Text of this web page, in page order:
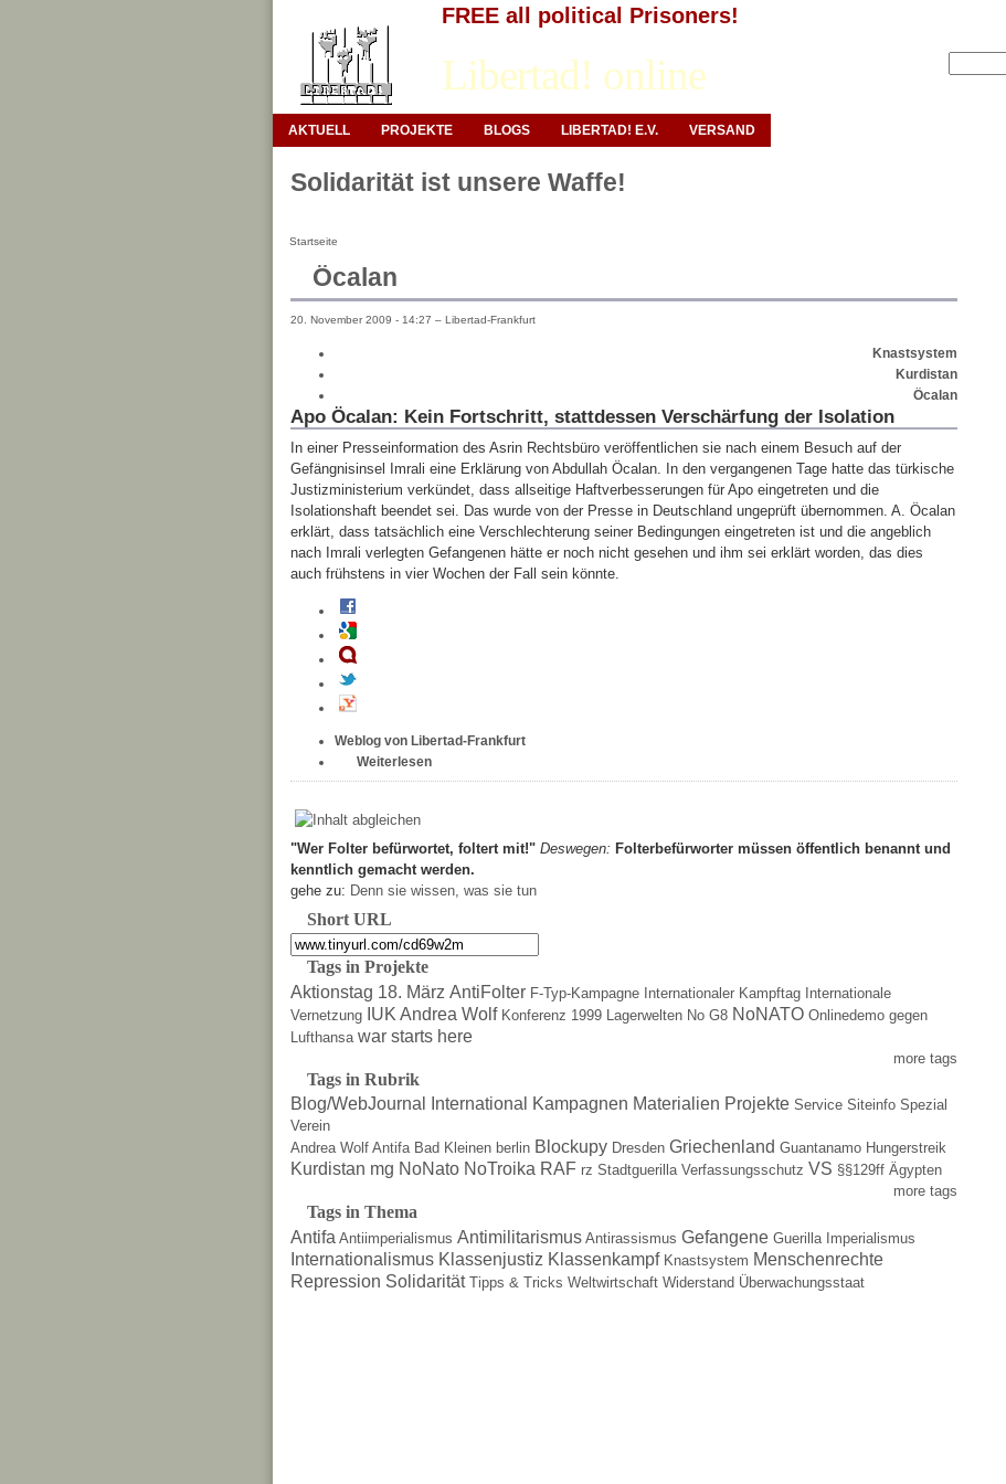
FREE all political Prisoners!
Libertad! online
AKTUELL PROJEKTE BLOGS LIBERTAD! E.V. VERSAND
Solidarität ist unsere Waffe!
Startseite
Öcalan
20. November 2009 - 14:27 – Libertad-Frankfurt
Knastsystem
Kurdistan
Öcalan
Apo Öcalan: Kein Fortschritt, stattdessen Verschärfung der Isolation
In einer Presseinformation des Asrin Rechtsbüro veröffentlichen sie nach einem Besuch auf der
Gefängnisinsel Imrali eine Erklärung von Abdullah Öcalan. In den vergangenen Tage hatte das türkische
Justizministerium verkündet, dass allseitige Haftverbesserungen für Apo eingetreten und die
Isolationshaft beendet sei. Das wurde von der Presse in Deutschland ungeprüft übernommen. A. Öcalan
erklärt, dass tatsächlich eine Verschlechterung seiner Bedingungen eingetreten ist und die angeblich
nach Imrali verlegten Gefangenen hätte er noch nicht gesehen und ihm sei erklärt worden, das dies
auch frühstens in vier Wochen der Fall sein könnte.
Weblog von Libertad-Frankfurt
Weiterlesen
"Wer Folter befürwortet, foltert mit!" Deswegen: Folterbefürworter müssen öffentlich benannt und
kenntlich gemacht werden.
gehe zu: Denn sie wissen, was sie tun
Short URL
Tags in Projekte
Aktionstag 18. März AntiFolter F-Typ-Kampagne Internationaler Kampftag Internationale
Vernetzung IUK Andrea Wolf Konferenz 1999 Lagerwelten No G8 NoNATO Onlinedemo gegen
Lufthansa war starts here
more tags
Tags in Rubrik
Blog/WebJournal International Kampagnen Materialien Projekte Service Siteinfo Spezial
Verein
Andrea Wolf Antifa Bad Kleinen berlin Blockupy Dresden Griechenland Guantanamo Hungerstreik
Kurdistan mg NoNato NoTroika RAF rz Stadtguerilla Verfassungsschutz VS §§129ff Ägypten
more tags
Tags in Thema
Antifa Antiimperialismus Antimilitarismus Antirassismus Gefangene Guerilla Imperialismus
Internationalismus Klassenjustiz Klassenkampf Knastsystem Menschenrechte
Repression Solidarität Tipps & Tricks Weltwirtschaft Widerstand Überwachungsstaat